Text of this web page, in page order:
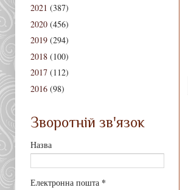
2021 (387)
2020 (456)
2019 (294)
2018 (100)
2017 (112)
2016 (98)
Зворотній зв'язок
Назва
Електронна пошта *